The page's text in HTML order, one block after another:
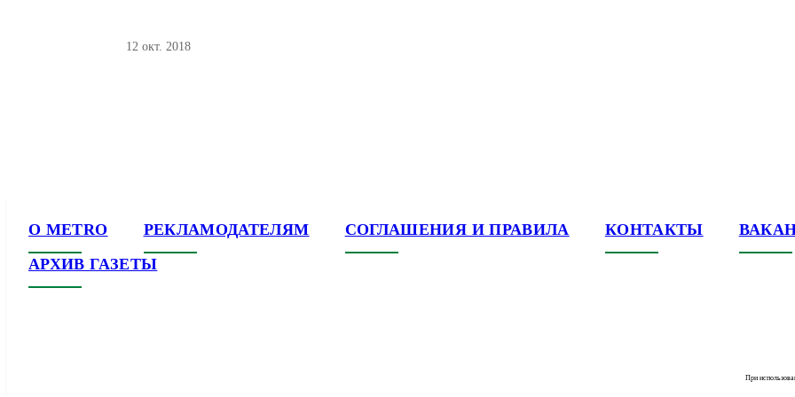
12 окт. 2018
О METRO РЕКЛАМОДАТЕЛЯМ СОГЛАШЕНИЯ И ПРАВИЛА КОНТАКТЫ
АРХИВ ГАЗЕТЫ
При